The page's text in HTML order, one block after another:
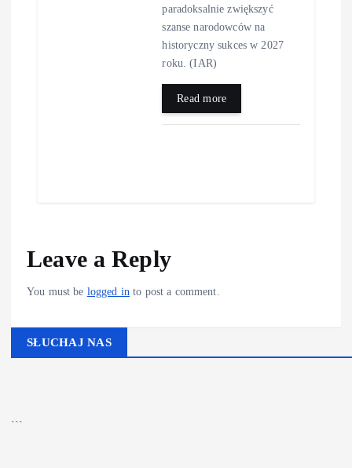
paradoksalnie zwiększyć
szanse narodowców na
historyczny sukces w 2027
roku. (IAR)
Read more
Leave a Reply
You must be logged in to post a comment.
SŁUCHAJ NAS
```